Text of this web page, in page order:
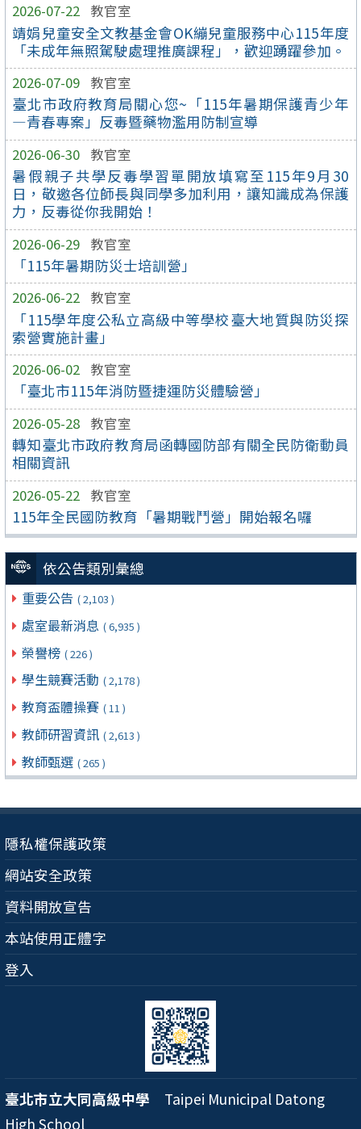
2026-07-22 教官室
靖娟兒童安全文教基金會OK繃兒童服務中心115年度
「未成年無照駕駛處理推廣課程」，歡迎踴躍參加。
2026-07-09 教官室
臺北市政府教育局關心您~「115年暑期保護青少年
—青春專案」反毒暨藥物濫用防制宣導
2026-06-30 教官室
暑假親子共學反毒學習單開放填寫至115年9月30
日，敬邀各位師長與同學多加利用，讓知識成為保護
力，反毒從你我開始！
2026-06-29 教官室
「115年暑期防災士培訓營」
2026-06-22 教官室
「115學年度公私立高級中等學校臺大地質與防災探
索營實施計畫」
2026-06-02 教官室
「臺北市115年消防暨捷運防災體驗營」
2026-05-28 教官室
轉知臺北市政府教育局函轉國防部有關全民防衛動員
相關資訊
2026-05-22 教官室
115年全民國防教育「暑期戰鬥營」開始報名囉
依公告類別彙總
重要公告 ( 2,103 )
處室最新消息 ( 6,935 )
榮譽榜 ( 226 )
學生競賽活動 ( 2,178 )
教育盃體操賽 ( 11 )
教師研習資訊 ( 2,613 )
教師甄選 ( 265 )
隱私權保護政策
網站安全政策
資料開放宣告
本站使用正體字
登入
臺北市立大同高級中學 Taipei Municipal Datong
High School